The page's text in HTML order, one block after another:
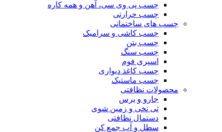
چسب پی وی سی، آهن و همه کاره
چسب حرارتی
چسب های ساختمانی
چسب کاشی و سرامیک
چسب بتن
چسب سنگ
اسپری فوم
چسب کاغذ دیواری
چسب ماستیک
محصولات نظافتی
جارو و برس
تی نخی و زمین شوی
دستمال نظافتی
سطل و آب جمع کن